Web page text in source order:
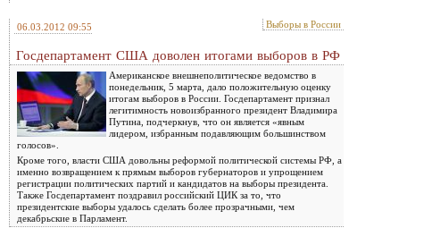
06.03.2012 09:55 Выборы в России
Госдепартамент США доволен итогами выборов в РФ
Американское внешнеполитическое ведомство в
понедельник, 5 марта, дало положительную оценку
итогам выборов в России. Госдепартамент признал
легитимность новоизбранного президент Владимира
Путина, подчеркнув, что он является «явным
лидером, избранным подавляющим большинством
голосов».
Кроме того, власти США довольны реформой политической системы РФ, а
именно возвращением к прямым выборов губернаторов и упрощением
регистрации политических партий и кандидатов на выборы президента.
Также Госдепартамент поздравил российский ЦИК за то, что
президентские выборы удалось сделать более прозрачными, чем
декабрьские в Парламент.